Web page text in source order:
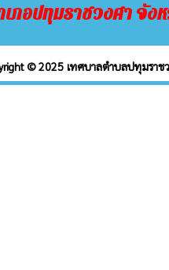
เภอปทุมราชวงศา จัง
© 2025 เทศบาลตำบลปทุมราช